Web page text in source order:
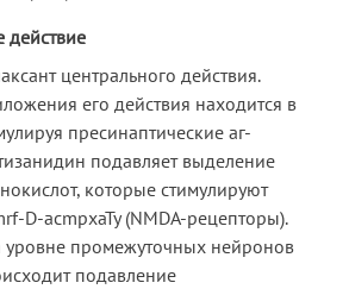
действие
центрального действия.
его действия находится в
пресинаптические аг-
подавляет выделение
которые стимулируют
D-acmpxaTy (NMDA-рецепторы).
уровне промежуточных нейронов
подавление